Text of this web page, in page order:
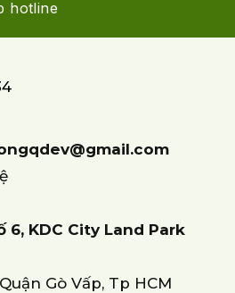
hotline
6, KDC City Land Park
Gò Vấp, Tp HCM